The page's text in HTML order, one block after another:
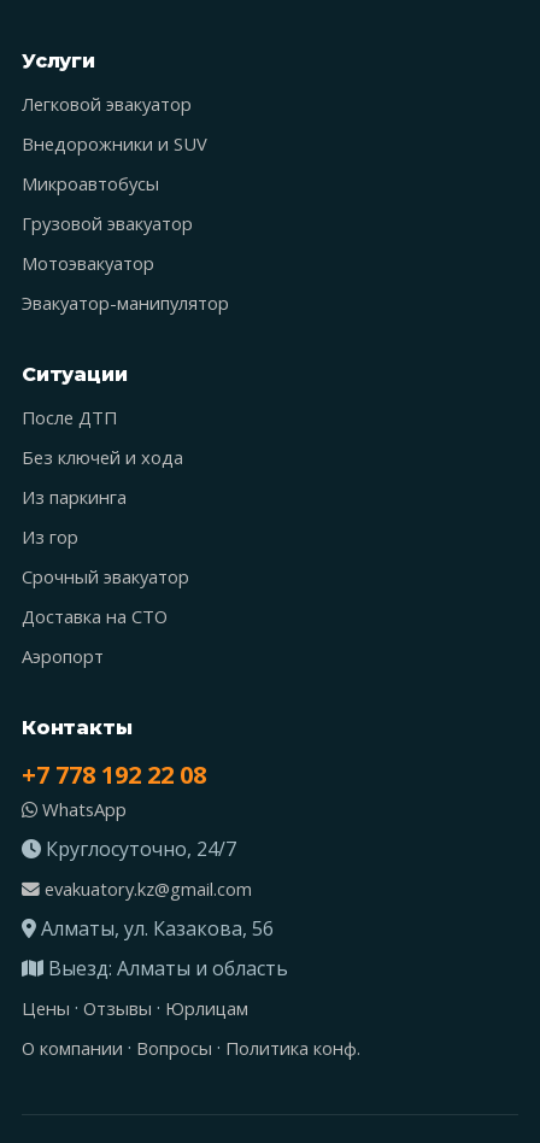
Услуги
Легковой эвакуатор
Внедорожники и SUV
Микроавтобусы
Грузовой эвакуатор
Мотоэвакуатор
Эвакуатор-манипулятор
Ситуации
После ДТП
Без ключей и хода
Из паркинга
Из гор
Срочный эвакуатор
Доставка на СТО
Аэропорт
Контакты
+7 778 192 22 08
WhatsApp
Круглосуточно, 24/7
evakuatory.kz@gmail.com
Алматы, ул. Казакова, 56
Выезд: Алматы и область
Цены · Отзывы · Юрлицам
О компании · Вопросы · Политика конф.